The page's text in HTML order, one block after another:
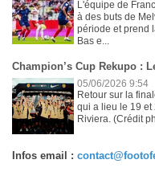
L'équipe de
à des buts de
période et prend
Bas e...
Champion’s Cup Rekupo :
05/06/2026 9:54
Retour sur la
qui a lieu le 19
Riviera. (Crédit
Infos email :